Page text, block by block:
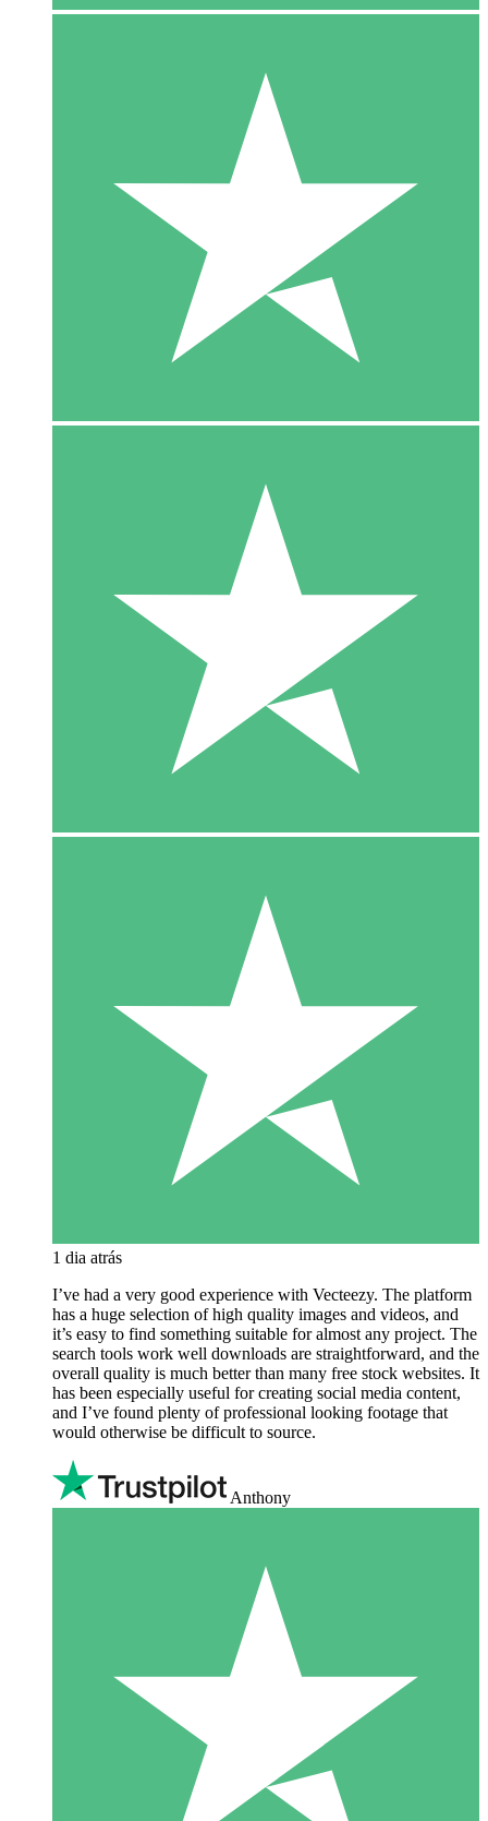
1 dia atrás
I’ve had a very good experience with Vecteezy. The platform
has a huge selection of high quality images and videos, and
it’s easy to find something suitable for almost any project. The
search tools work well downloads are straightforward, and the
overall quality is much better than many free stock websites. It
has been especially useful for creating social media content,
and I’ve found plenty of professional looking footage that
would otherwise be difficult to source.
Anthony